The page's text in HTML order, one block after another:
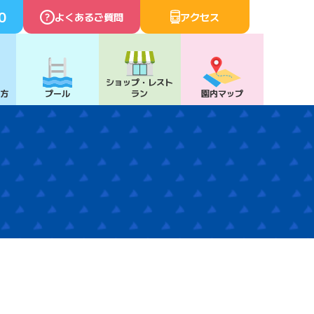
よくあるご質問 アクセス
プール
ショップ・ レスト
ラン
園内マップ